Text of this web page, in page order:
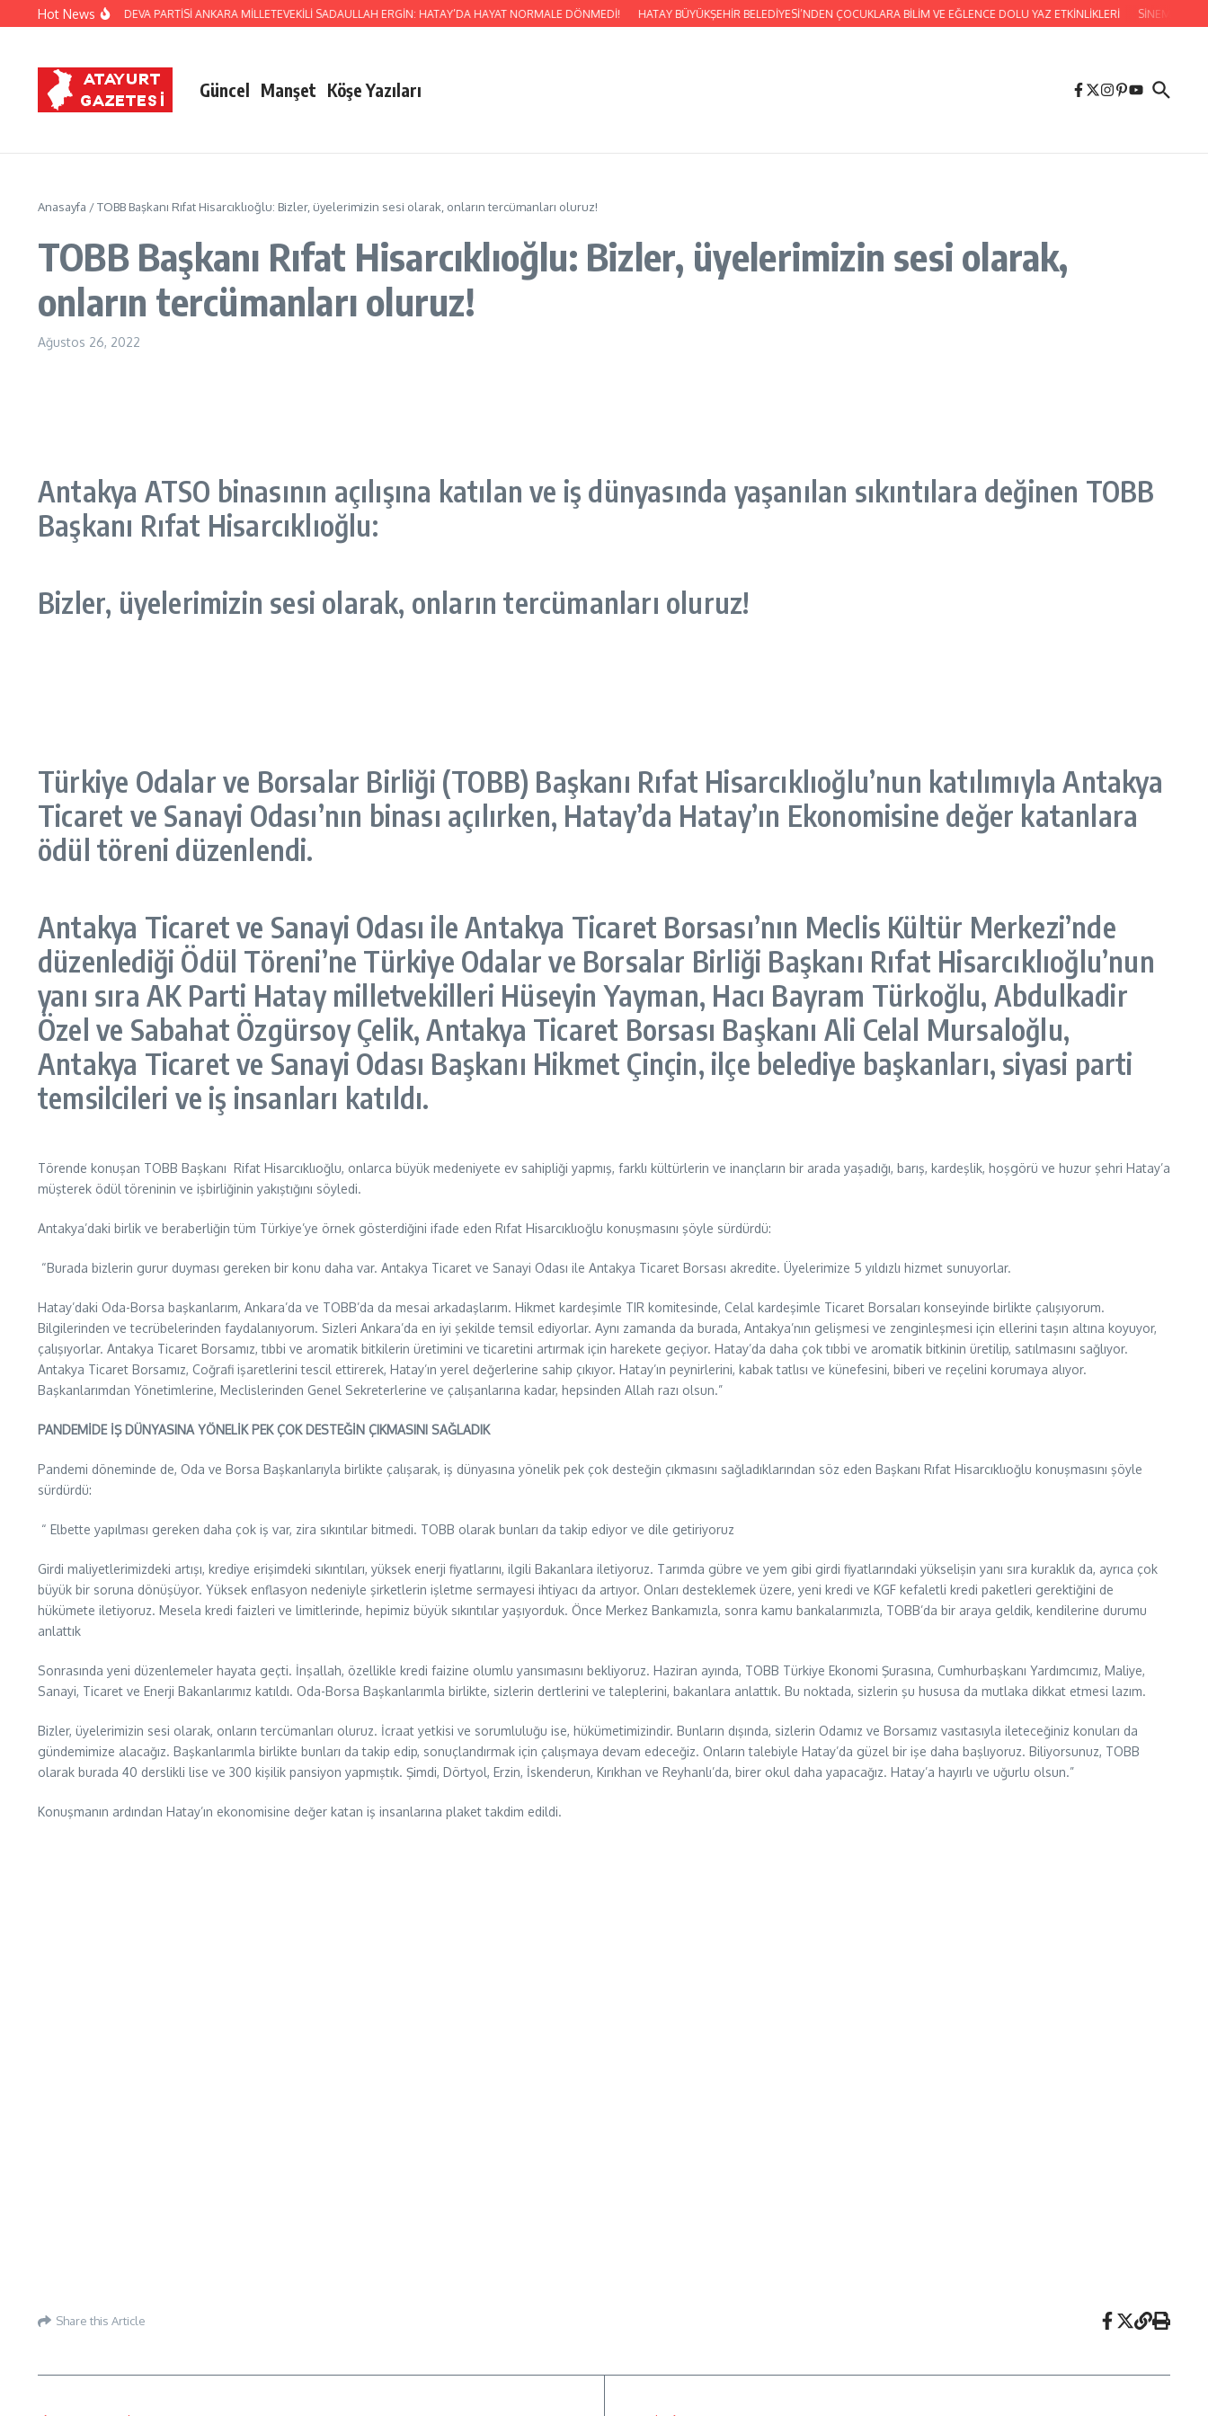
İçeriğe atlaHot News
ESKİ MİLLETVEKİLİ DEVA PARTİSİ ANKARA MİLLETEVEKİLİ SADAULLAH ERGİN: HATAY’DA HAYAT NORMALE DÖNMEDİ! HATAY BÜYÜKŞEHİR BELEDİYESİ’NDEN ÇOCUKLARA BİLİM VE EĞLENCE DOLU YAZ ETKİNLİKLERİ SİNEMA
Güncel Manşet Köşe Yazıları
Anasayfa /TOBB Başkanı Rıfat Hisarcıklıoğlu: Bizler, üyelerimizin sesi olarak, onların tercümanları oluruz!
TOBB Başkanı Rıfat Hisarcıklıoğlu: Bizler, üyelerimizin sesi olarak,
onların tercümanları oluruz!
Ağustos 26, 2022
Antakya ATSO binasının açılışına katılan ve iş dünyasında yaşanılan sıkıntılara değinen TOBB
Başkanı Rıfat Hisarcıklıoğlu:
Bizler, üyelerimizin sesi olarak, onların tercümanları oluruz!
Türkiye Odalar ve Borsalar Birliği (TOBB) Başkanı Rıfat Hisarcıklıoğlu’nun katılımıyla Antakya
Ticaret ve Sanayi Odası’nın binası açılırken, Hatay’da Hatay’ın Ekonomisine değer katanlara
ödül töreni düzenlendi.
Antakya Ticaret ve Sanayi Odası ile Antakya Ticaret Borsası’nın Meclis Kültür Merkezi’nde
düzenlediği Ödül Töreni’ne Türkiye Odalar ve Borsalar Birliği Başkanı Rıfat Hisarcıklıoğlu’nun
yanı sıra AK Parti Hatay milletvekilleri Hüseyin Yayman, Hacı Bayram Türkoğlu, Abdulkadir
Özel ve Sabahat Özgürsoy Çelik, Antakya Ticaret Borsası Başkanı Ali Celal Mursaloğlu,
Antakya Ticaret ve Sanayi Odası Başkanı Hikmet Çinçin, ilçe belediye başkanları, siyasi parti
temsilcileri ve iş insanları katıldı.
Törende konuşan TOBB Başkanı Rifat Hisarcıklıoğlu, onlarca büyük medeniyete ev sahipliği yapmış, farklı kültürlerin ve inançların bir arada yaşadığı, barış, kardeşlik, hoşgörü ve huzur şehri Hatay’a
müşterek ödül töreninin ve işbirliğinin yakıştığını söyledi.
Antakya’daki birlik ve beraberliğin tüm Türkiye’ye örnek gösterdiğini ifade eden Rıfat Hisarcıklıoğlu konuşmasını şöyle sürdürdü:
“Burada bizlerin gurur duyması gereken bir konu daha var. Antakya Ticaret ve Sanayi Odası ile Antakya Ticaret Borsası akredite. Üyelerimize 5 yıldızlı hizmet sunuyorlar.
Hatay’daki Oda-Borsa başkanlarım, Ankara’da ve TOBB’da da mesai arkadaşlarım. Hikmet kardeşimle TIR komitesinde, Celal kardeşimle Ticaret Borsaları konseyinde birlikte çalışıyorum.
Bilgilerinden ve tecrübelerinden faydalanıyorum. Sizleri Ankara’da en iyi şekilde temsil ediyorlar. Aynı zamanda da burada, Antakya’nın gelişmesi ve zenginleşmesi için ellerini taşın altına koyuyor,
çalışıyorlar. Antakya Ticaret Borsamız, tıbbi ve aromatik bitkilerin üretimini ve ticaretini artırmak için harekete geçiyor. Hatay’da daha çok tıbbi ve aromatik bitkinin üretilip, satılmasını sağlıyor.
Antakya Ticaret Borsamız, Coğrafi işaretlerini tescil ettirerek, Hatay’ın yerel değerlerine sahip çıkıyor. Hatay’ın peynirlerini, kabak tatlısı ve künefesini, biberi ve reçelini korumaya alıyor.
Başkanlarımdan Yönetimlerine, Meclislerinden Genel Sekreterlerine ve çalışanlarına kadar, hepsinden Allah razı olsun.”
PANDEMİDE İŞ DÜNYASINA YÖNELİK PEK ÇOK DESTEĞİN ÇIKMASINI SAĞLADIK
Pandemi döneminde de, Oda ve Borsa Başkanlarıyla birlikte çalışarak, iş dünyasına yönelik pek çok desteğin çıkmasını sağladıklarından söz eden Başkanı Rıfat Hisarcıklıoğlu konuşmasını şöyle
sürdürdü:
“ Elbette yapılması gereken daha çok iş var, zira sıkıntılar bitmedi. TOBB olarak bunları da takip ediyor ve dile getiriyoruz
Girdi maliyetlerimizdeki artışı, krediye erişimdeki sıkıntıları, yüksek enerji fiyatlarını, ilgili Bakanlara iletiyoruz. Tarımda gübre ve yem gibi girdi fiyatlarındaki yükselişin yanı sıra kuraklık da, ayrıca çok
büyük bir soruna dönüşüyor. Yüksek enflasyon nedeniyle şirketlerin işletme sermayesi ihtiyacı da artıyor. Onları desteklemek üzere, yeni kredi ve KGF kefaletli kredi paketleri gerektiğini de
hükümete iletiyoruz. Mesela kredi faizleri ve limitlerinde, hepimiz büyük sıkıntılar yaşıyorduk. Önce Merkez Bankamızla, sonra kamu bankalarımızla, TOBB’da bir araya geldik, kendilerine durumu
anlattık
Sonrasında yeni düzenlemeler hayata geçti. İnşallah, özellikle kredi faizine olumlu yansımasını bekliyoruz. Haziran ayında, TOBB Türkiye Ekonomi Şurasına, Cumhurbaşkanı Yardımcımız, Maliye,
Sanayi, Ticaret ve Enerji Bakanlarımız katıldı. Oda-Borsa Başkanlarımla birlikte, sizlerin dertlerini ve taleplerini, bakanlara anlattık. Bu noktada, sizlerin şu hususa da mutlaka dikkat etmesi lazım.
Bizler, üyelerimizin sesi olarak, onların tercümanları oluruz. İcraat yetkisi ve sorumluluğu ise, hükümetimizindir. Bunların dışında, sizlerin Odamız ve Borsamız vasıtasıyla ileteceğiniz konuları da
gündemimize alacağız. Başkanlarımla birlikte bunları da takip edip, sonuçlandırmak için çalışmaya devam edeceğiz. Onların talebiyle Hatay’da güzel bir işe daha başlıyoruz. Biliyorsunuz, TOBB
olarak burada 40 derslikli lise ve 300 kişilik pansiyon yapmıştık. Şimdi, Dörtyol, Erzin, İskenderun, Kırıkhan ve Reyhanlı’da, birer okul daha yapacağız. Hatay’a hayırlı ve uğurlu olsun.”
Konuşmanın ardından Hatay’ın ekonomisine değer katan iş insanlarına plaket takdim edildi.
Share this Article